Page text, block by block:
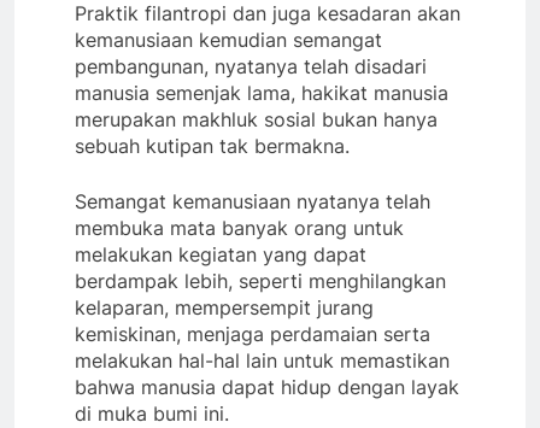
Praktik filantropi dan juga kesadaran akan
kemanusiaan kemudian semangat
pembangunan, nyatanya telah disadari
manusia semenjak lama, hakikat manusia
merupakan makhluk sosial bukan hanya
sebuah kutipan tak bermakna.
Semangat kemanusiaan nyatanya telah
membuka mata banyak orang untuk
melakukan kegiatan yang dapat
berdampak lebih, seperti menghilangkan
kelaparan, mempersempit jurang
kemiskinan, menjaga perdamaian serta
melakukan hal-hal lain untuk memastikan
bahwa manusia dapat hidup dengan layak
di muka bumi ini.